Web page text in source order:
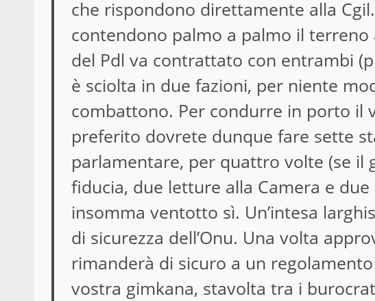
che rispondono direttamente alla
contendono palmo a palmo il terreno
del Pdl va contrattato con entrambi
è sciolta in due fazioni, per niente
combattono. Per condurre in porto il
preferito dovrete dunque fare sette
parlamentare, per quattro volte (se il
fiducia, due letture alla Camera e due
insomma ventotto sì. Un’intesa
di sicurezza dell’Onu. Una volta
rimanderà di sicuro a un
vostra gimkana, stavolta tra i